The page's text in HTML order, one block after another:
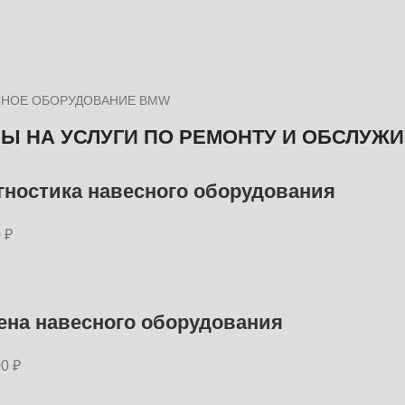
ОБОРУДОВАНИЕ BMW
НА УСЛУГИ ПО РЕМОНТУ И
навесного оборудования
₽
навесного оборудования
₽